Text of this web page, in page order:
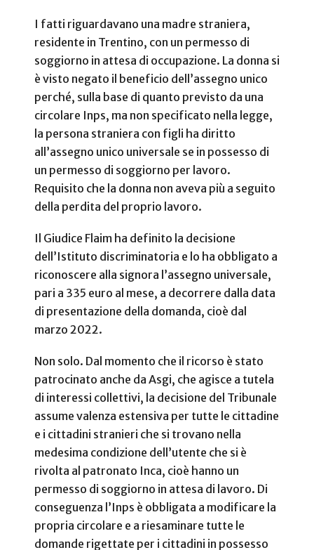
I fatti riguardavano una madre straniera,
residente in Trentino, con un permesso di
soggiorno in attesa di occupazione. La donna si
è visto negato il beneficio dell’assegno unico
perché, sulla base di quanto previsto da una
circolare Inps, ma non specificato nella legge,
la persona straniera con figli ha diritto
all’assegno unico universale se in possesso di
un permesso di soggiorno per lavoro.
Requisito che la donna non aveva più a seguito
della perdita del proprio lavoro.
Il Giudice Flaim ha definito la decisione
dell’Istituto discriminatoria e lo ha obbligato a
riconoscere alla signora l’assegno universale,
pari a 335 euro al mese, a decorrere dalla data
di presentazione della domanda, cioè dal
marzo 2022.
Non solo. Dal momento che il ricorso è stato
patrocinato anche da Asgi, che agisce a tutela
di interessi collettivi, la decisione del Tribunale
assume valenza estensiva per tutte le cittadine
e i cittadini stranieri che si trovano nella
medesima condizione dell’utente che si è
rivolta al patronato Inca, cioè hanno un
permesso di soggiorno in attesa di lavoro. Di
conseguenza l’Inps è obbligata a modificare la
propria circolare e a riesaminare tutte le
domande rigettate per i cittadini in possesso